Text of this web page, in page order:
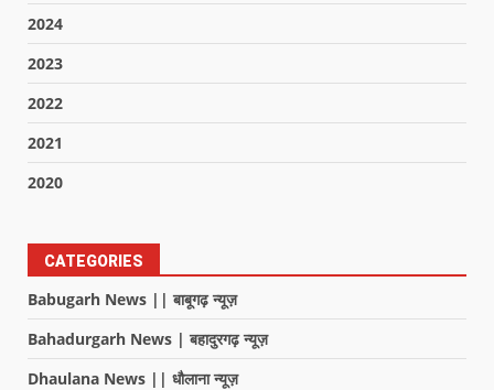
2024
2023
2022
2021
2020
CATEGORIES
Babugarh News || बाबूगढ़ न्यूज़
Bahadurgarh News | बहादुरगढ़ न्यूज़
Dhaulana News || धौलाना न्यूज़